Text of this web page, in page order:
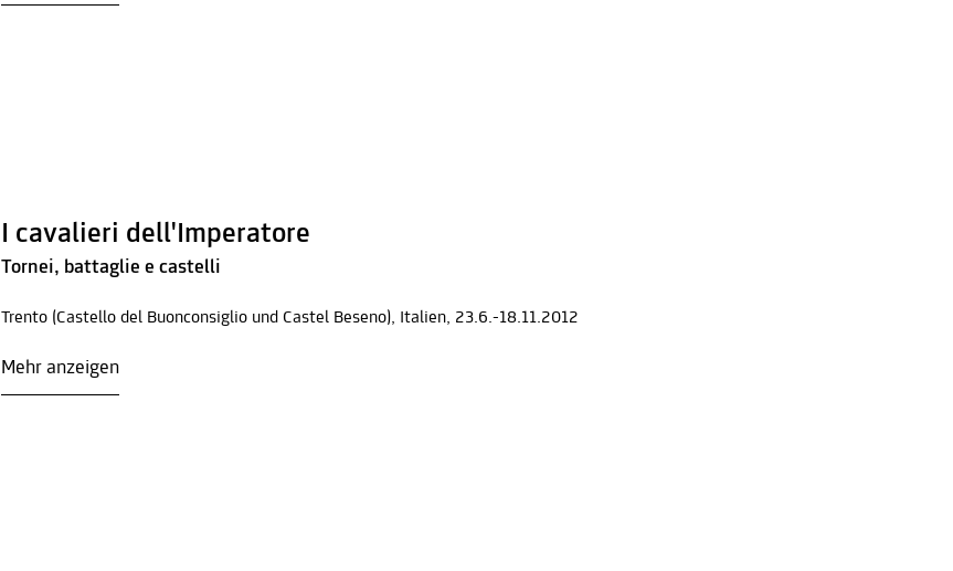
I cavalieri dell'Imperatore
Tornei, battaglie e castelli
Trento (Castello del Buonconsiglio und Castel Beseno), Italien, 23.6.-18.11.2012
Mehr anzeigen